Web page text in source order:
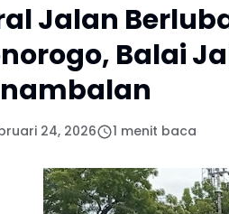
Jalan
Balai
24, 2026 1 menit baca